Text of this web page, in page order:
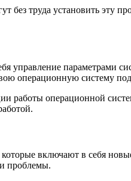
труда установить эту
управление параметрами
операционную систему
работы операционной
включают в себя
проблемы.